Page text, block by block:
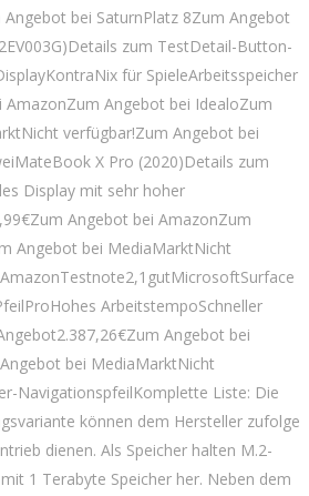
bei SaturnPlatz 8Zum Angebot
zum TestDetail-Button-
für SpieleArbeitsspeicher
Angebot bei IdealoZum
verfügbar!Zum Angebot bei
X Pro (2020)Details zum
Display mit sehr hoher
Angebot bei AmazonZum
Angebot bei MediaMarktNicht
ArbeitstempoSchneller
Angebot bei
bei MediaMarktNicht
NavigationspfeilKomplette Liste: Die
können dem Hersteller zufolge
dienen. Als Speicher halten M.2-
1 Terabyte Speicher her. Neben dem